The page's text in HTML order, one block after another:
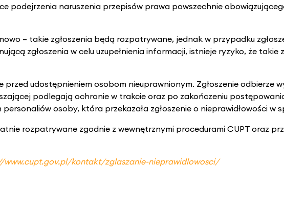
podejrzenia naruszenia przepisów prawa powszechnie
– takie zgłoszenia będą rozpatrywane, jednak w przypadku
zgłoszenia w celu uzupełnienia informacji, istnieje ryzyko, że takie
przed udostępnieniem osobom nieuprawnionym. Zgłoszenie
podlegają ochronie w trakcie oraz po zakończeniu
osoby, która przekazała zgłoszenie o nieprawidłowości w
rozpatrywane zgodnie z wewnętrznymi procedurami CUPT oraz
www.cupt.gov.pl/kontakt/zglaszanie-nieprawidlowosci/